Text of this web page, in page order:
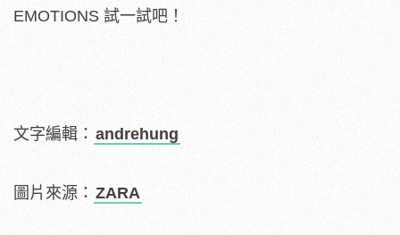
EMOTIONS 試一試吧！
文字編輯： andrehung
圖片來源： ZARA